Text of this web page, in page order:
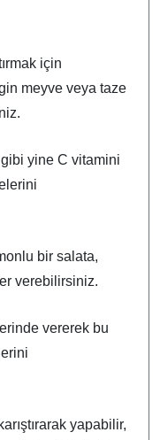
için
meyve veya taze
yine C vitamini
bir salata,
verebilirsiniz.
vererek bu
yapabilir,